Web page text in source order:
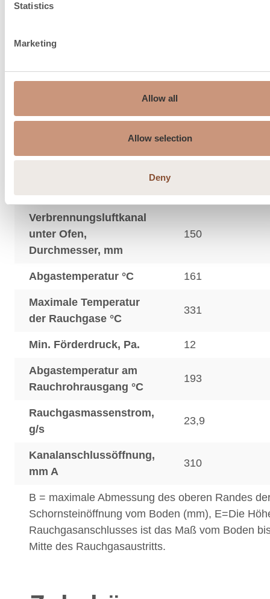
Statistics
Marketing
Allow all
Allow selection
Deny
Verbrennungsluftkanal
unter Ofen,
Durchmesser, mm
150
Abgastemperatur °C 161
Maximale Temperatur
der Rauchgase °C
331
Min. Förderdruck, Pa. 12
Abgastemperatur am
Rauchrohrausgang °C
193
Rauchgasmassenstrom,
g/s
23,9
Kanalanschlussöffnung,
mm A
310
B = maximale Abmessung des oberen Randes
Schornsteinöffnung vom Boden (mm), E=Die
Rauchgasanschlusses ist das Maß vom Boden
Mitte des Rauchgasaustritts.